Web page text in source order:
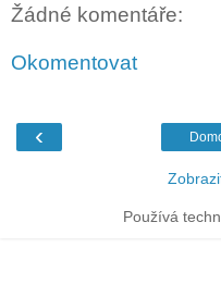
Žádné komentáře:
Okomentovat
‹
Používá